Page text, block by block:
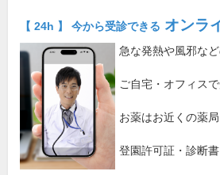
【 24h 】 今から受診できる オンラ
急な発熱や風邪な
ご自宅・オフィス
お薬はお近くの薬
登園許可証・診断